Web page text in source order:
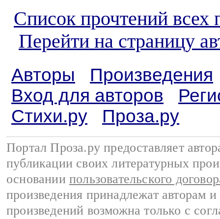
Список прочтений всех
Перейти на страницу
Авторы
Произведения
Вход для авторов
Стихи.ру
Проза.ру
Портал Проза.ру предоставляет
публикации своих литературных
основании пользовательского
произведения принадлежат авторам
произведений возможна только с